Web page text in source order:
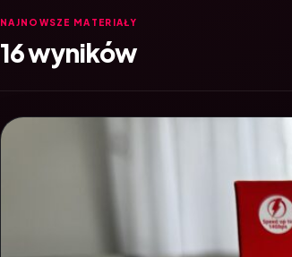
NAJNOWSZE MATERIAŁY
16 wyników